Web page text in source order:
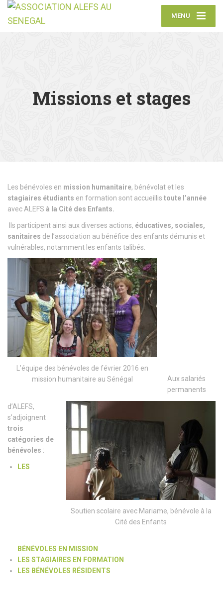
MENU
Missions et stages
Les bénévoles en mission humanitaire, bénévolat et les
stagiaires étudiants en formation sont accueillis toute l’année
avec ALEFS à la Cité des Enfants.
Ils participent ainsi aux diverses actions, éducatives, sociales,
sanitaires de l’association au bénéfice des enfants démunis et
vulnérables, notamment les enfants talibés.
L’équipe des bénévoles de février 2016 en
mission humanitaire au Sénégal
Soutien scolaire avec Mariame, bénévole à la
Cité des Enfants
Aux salariés
permanents
d’ALEFS,
s’adjoignent
trois
catégories de
bénévoles :
LES
BÉNÉVOLES EN MISSION
LES STAGIAIRES EN FORMATION
LES BÉNÉVOLES RÉSIDENTS